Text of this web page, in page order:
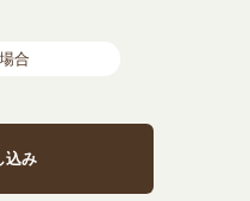
合
込み